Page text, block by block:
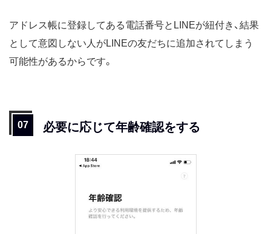
アドレス帳に登録してある電話番号とLINEが紐付き、結果
として意図しない人がLINEの友だちに追加されてしまう
可能性があるからです。
必要に応じて年齢確認をする